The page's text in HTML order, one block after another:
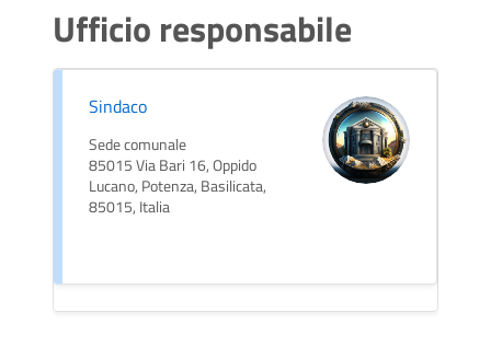
Ufficio responsabile
Sindaco
Sede comunale
85015 Via Bari 16, Oppido
Lucano, Potenza, Basilicata,
85015, Italia